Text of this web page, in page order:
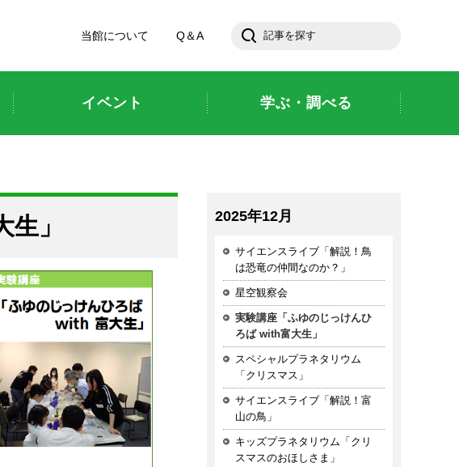
当館について
Q＆A
イベント 学ぶ・調べる
」 2025年12月
サイエンスライブ「解説！鳥
は恐竜の仲間なのか？」
星空観察会
実験講座「ふゆのじっけんひ
ろば with富大生」
スペシャルプラネタリウム
「クリスマス」
サイエンスライブ「解説！富
山の鳥」
キッズプラネタリウム「クリ
スマスのおほしさま」